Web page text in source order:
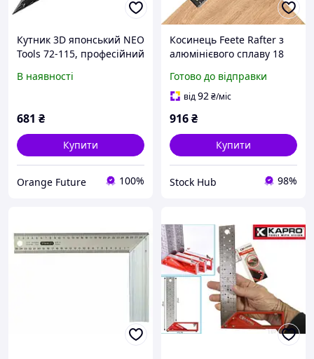
Кутник 3D японський NEO
Tools 72-115, професійний
В наявності
681 ₴
Купити
Orange Future 100%
Косинець Feete Rafter з
алюмінієвого сплаву 18
інструмент для точних
вимірювань
Готово до відправки
від92₴/міс
916₴
Купити
Stock Hub 98%